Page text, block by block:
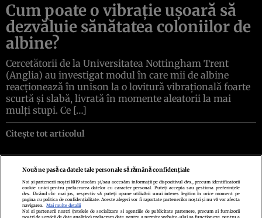
Cum poate o vibrație ușoară să
dezvăluie sănătatea coloniilor de
albine?
Cercetătorii de la Universitatea Nottingham Trent
(Anglia) au investigat modul în care mii de albine
reacționează în unison la o lovitură vibrațională foarte
scurtă și slabă, livrată în momente aleatorii la mai
mulți stupi. Ce […]
Citește tot articolul
Politica de confidenţialitatePolitica de cookiesTermeni şi condiţii
Echipa redacționalăContactSetări Cookies
Nouă ne pasă ca datele tale personale să rămână confidențiale
Noi și partenerii noștri1019 stocăm și/sau accesăm informații pe dispozitivul dvs., precum identificatorii
cookie unici pentru prelucrarea datelor cu caracter personal. Puteți accepta sau gestiona preferințele
dvs. făcând clic mai jos, respectiv vă puteți opune utilizării unui interes legitim în orice moment pe
pagina cu politica de confidențialitate. Aceste alegeri vor fi raportate partenerilor noștri și nu vă vor afecta
navigarea.
Mai multe detalii
Noi si partenerii nostri (retelele de socializare si agentiile de publicitate partenere, precum si furnizorii
nostri de servicii de date analitice) prelucram date pentru a permite website-ului sa functioneze, pentru a